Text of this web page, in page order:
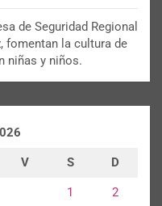
de Seguridad Regional
fomentan la cultura de
niñas y niños.
V S D
1 2